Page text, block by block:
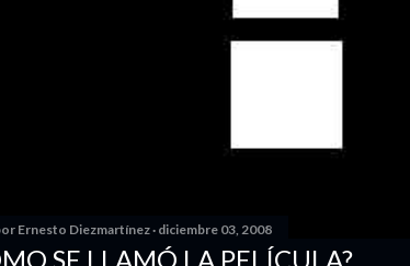
Ernesto Diezmartínez diciembre 03, 2008
SE LLAMÓ LA PELÍCULA?